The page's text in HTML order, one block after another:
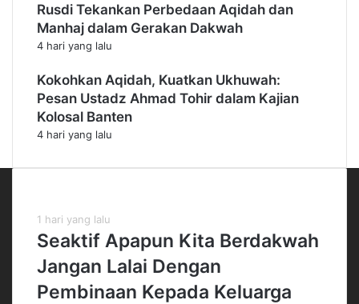
Rusdi Tekankan Perbedaan Aqidah dan
Manhaj dalam Gerakan Dakwah
4 hari yang lalu
Kokohkan Aqidah, Kuatkan Ukhuwah:
Pesan Ustadz Ahmad Tohir dalam Kajian
Kolosal Banten
4 hari yang lalu
1 hari yang lalu
Seaktif Apapun Kita Berdakwah
Jangan Lalai Dengan
Pembinaan Kepada Keluarga